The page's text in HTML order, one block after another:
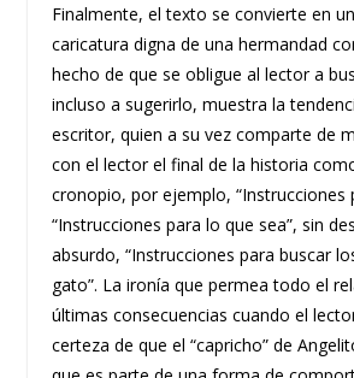
Finalmente, el texto se convierte en
caricatura digna de una hermandad
hecho de que se obligue al lector a
incluso a sugerirlo, muestra la
escritor, quien a su vez comparte de
con el lector el final de la historia
cronopio, por ejemplo, “Instrucciones
“Instrucciones para lo que sea”, sin
absurdo, “Instrucciones para buscar
gato”. La ironía que permea todo el
últimas consecuencias cuando el
certeza de que el “capricho” de